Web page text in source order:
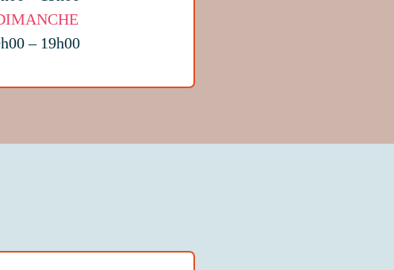
– 19h00